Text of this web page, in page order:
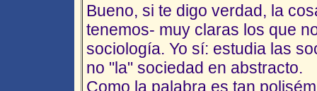
Bueno, si te digo verdad, la
tenemos- muy claras los que
sociología. Yo sí: estudia las
no "la" sociedad en abstracto.
Como la palabra es tan